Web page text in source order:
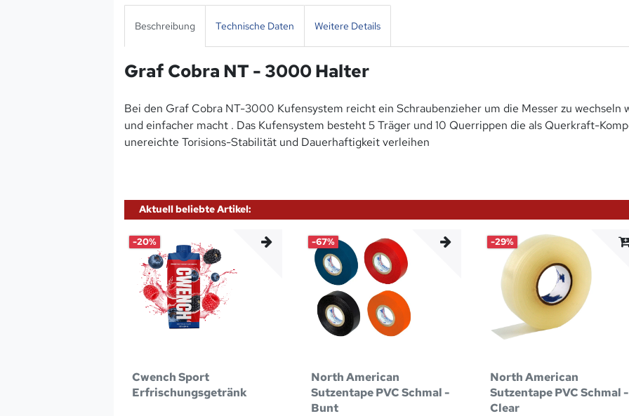
Beschreibung Technische Daten Weitere Details
Graf Cobra NT - 3000 Halter
Bei den Graf Cobra NT-3000 Kufensystem reicht ein Schraubenzieher um die Messer zu wechseln
und einfacher macht . Das Kufensystem besteht 5 Träger und 10 Querrippen die als Querkraft-
unereichte Torisions-Stabilität und Dauerhaftigkeit verleihen
Aktuell beliebte Artikel:
-20%
Cwench Sport
Erfrischungsgetränk
-67%
North American
Sutzentape PVC Schmal -
Bunt
-29%
North American
Sutzentape PVC Schmal -
Clear